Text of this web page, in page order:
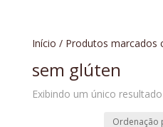
Início / Produtos marcados
sem glúten
Exibindo um único resultado